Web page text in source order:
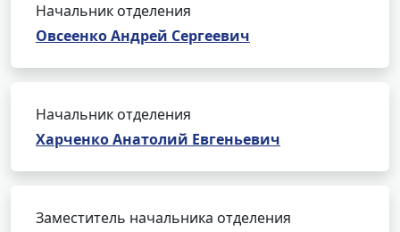
Начальник отделения
Овсеенко Андрей Сергеевич
Начальник отделения
Харченко Анатолий Евгеньевич
Заместитель начальника отделения